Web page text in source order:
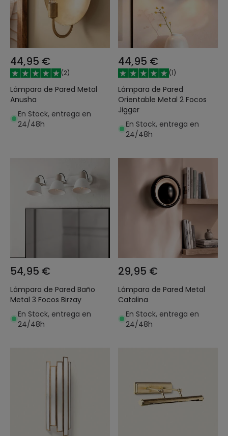
44,95 €
(2)
Lámpara de Pared Metal
Anusha
En Stock, entrega en
24/48h
44,95 €
(1)
Lámpara de Pared
Orientable Metal 2 Focos
Jigger
En Stock, entrega en
24/48h
54,95 €
Lámpara de Pared Baño
Metal 3 Focos Birzay
En Stock, entrega en
24/48h
29,95 €
Lámpara de Pared Metal
Catalina
En Stock, entrega en
24/48h